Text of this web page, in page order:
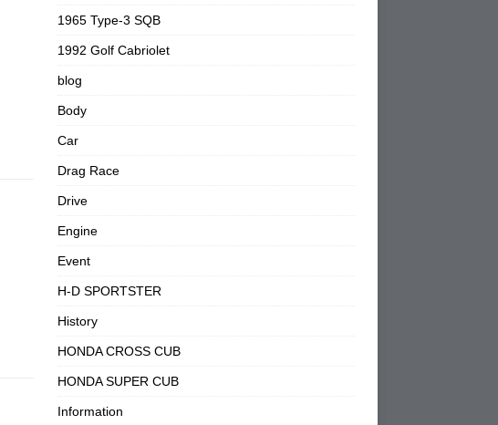
1965 Type-3 SQB
1992 Golf Cabriolet
blog
Body
Car
Drag Race
Drive
Engine
Event
H-D SPORTSTER
History
HONDA CROSS CUB
HONDA SUPER CUB
Information